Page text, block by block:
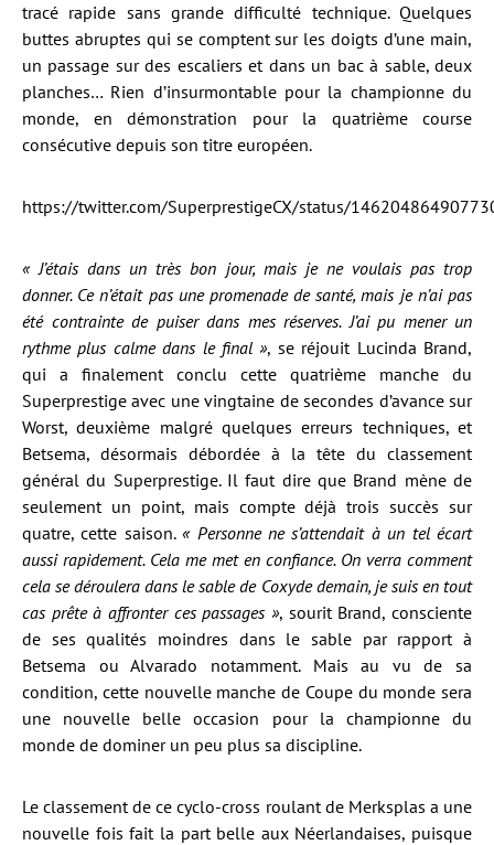
tracé rapide sans grande difficulté technique. Quelques
buttes abruptes qui se comptent sur les doigts d’une main,
un passage sur des escaliers et dans un bac à sable, deux
planches… Rien d’insurmontable pour la championne du
monde, en démonstration pour la quatrième course
consécutive depuis son titre européen.
https://twitter.com/SuperprestigeCX/status/
« J’étais dans un très bon jour, mais je ne voulais pas trop
donner. Ce n’était pas une promenade de santé, mais je n’ai pas
été contrainte de puiser dans mes réserves. J’ai pu mener un
rythme plus calme dans le final », se réjouit Lucinda Brand,
qui a finalement conclu cette quatrième manche du
Superprestige avec une vingtaine de secondes d’avance sur
Worst, deuxième malgré quelques erreurs techniques, et
Betsema, désormais débordée à la tête du classement
général du Superprestige. Il faut dire que Brand mène de
seulement un point, mais compte déjà trois succès sur
quatre, cette saison.« Personne ne s’attendait à un tel écart
aussi rapidement. Cela me met en confiance. On verra comment
cela se déroulera dans le sable de Coxyde demain, je suis en tout
cas prête à affronter ces passages », sourit Brand, consciente
de ses qualités moindres dans le sable par rapport à
Betsema ou Alvarado notamment. Mais au vu de sa
condition, cette nouvelle manche de Coupe du monde sera
une nouvelle belle occasion pour la championne du
monde de dominer un peu plus sa discipline.
Le classement de ce cyclo-cross roulant de Merksplas a une
nouvelle fois fait la part belle aux Néerlandaises, puisque